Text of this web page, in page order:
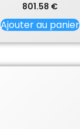
801.58 €
Ajouter au panier